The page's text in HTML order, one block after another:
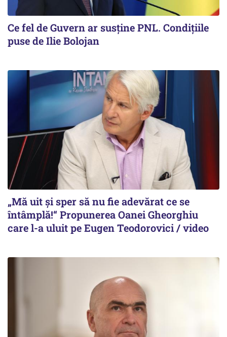
Ce fel de Guvern ar susține PNL. Condițiile
puse de Ilie Bolojan
„Mă uit și sper să nu fie adevărat ce se
întâmplă!“ Propunerea Oanei Gheorghiu
care l-a uluit pe Eugen Teodorovici / video